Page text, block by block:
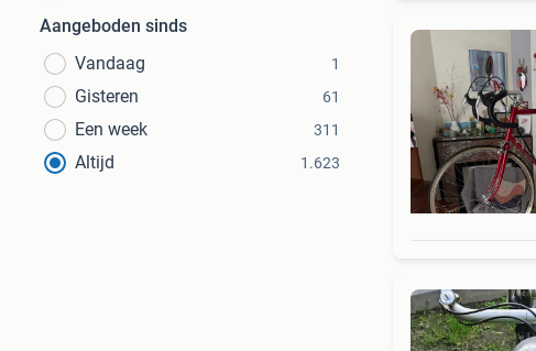
Aangeboden sinds
Vandaag
1
Gisteren 61
Een week 311
Altijd 1.623